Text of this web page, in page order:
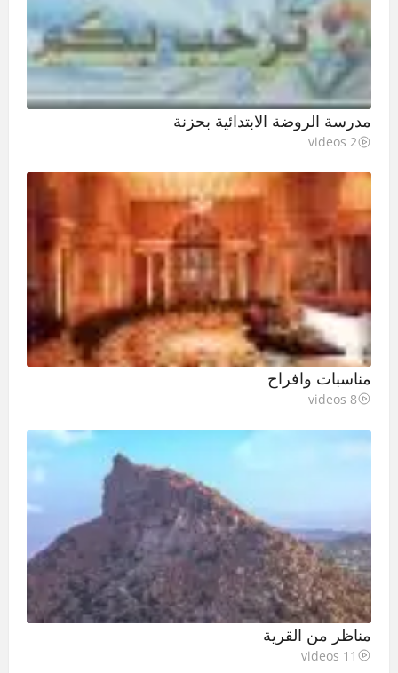
مدرسة الروضة الابتدائية بحزنة
2 videos
مناسبات وافراح
8 videos
مناظر من القرية
11 videos